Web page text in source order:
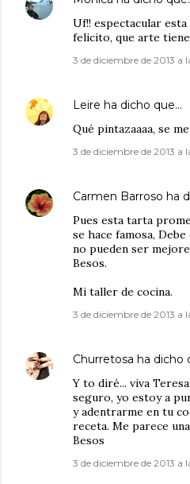
Uf!! espectacular
felicito, que arte
3 de diciembre de 2013 a
Leire ha dicho que…
Qué pintazaaaa, se
3 de diciembre de 2013 a
Carmen Barroso ha
Pues esta tarta
se hace famosa,
no pueden ser
Besos.
Mi taller de cocina.
3 de diciembre de 2013 a
Churretosa ha dicho
Y to diré... viva
seguro, yo estoy a
y adentrarme en tu
receta. Me parece
Besos
3 de diciembre de 2013 a